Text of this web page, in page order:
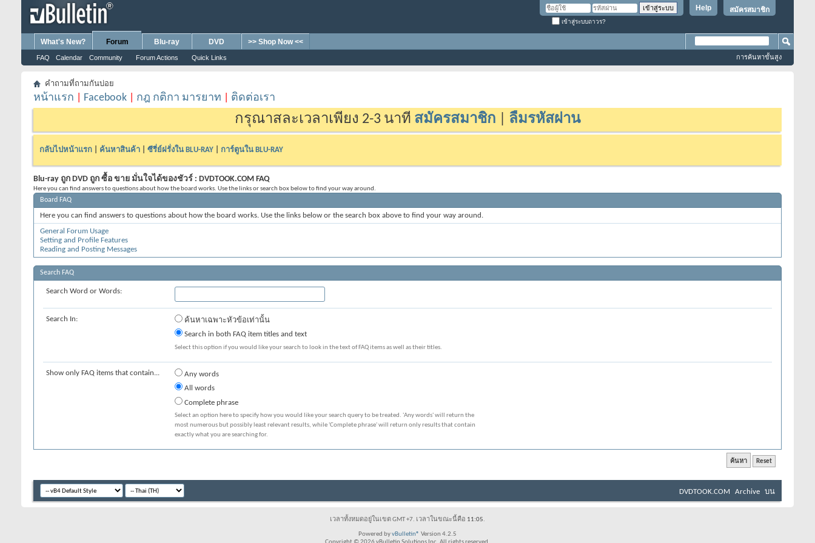
สมัครสมาชิก
Help
เข้าสู่ระบบถาวร?
What's New? Forum
FAQ Calendar Community Forum Actions Quick Links
Blu-ray DVD >> Shop Now <<
การค้นหาขั้นสูง
คำถามที่ถามกันบ่อย
หน้าแรก Facebook กฎ กติกา มารยาท ติดต่อเรา
กรุณาสละเวลาเพียง 2-3 นาที สมัครสมาชิก ลืมรหัสผ่าน
กลับไปหน้าแรก ค้นหาสินค้า ซีรี่ย์ฝรั่งใน BLU-RAY การ์ตูนใน BLU-RAY
Blu-ray ถูก DVD ถูก ซื้อ ขาย มั่นใจได้ของชัวร์ : DVDTOOK.COM FAQ
Here you can find answers to questions about how the board works. Use the links or search box below to find your way around.
Board FAQ
Here you can find answers to questions about how the board works. Use the links below or the search box above to find your way around.
General Forum Usage
Setting and Profile Features
Reading and Posting Messages
Search FAQ
Search Word or Words:
Search In:
ค้นหาเฉพาะหัวข้อเท่านั้น
Search in both FAQ item titles and text
Select this option if you would like your search to look in the text of FAQ items as well as their titles.
Show only FAQ items that contain...
Any words
All words
Complete phrase
Select an option here to specify how you would like your search query to be treated. 'Any words' will return the
most numerous but possibly least relevant results, while 'Complete phrase' will return only results that contain
exactly what you are searching for.
DVDTOOK.COM Archive บน
เวลาทั้งหมดอยู่ในเขต GMT +7. เวลาในขณะนี้คือ 11:05.
Powered byvBulletin® Version 4.2.5